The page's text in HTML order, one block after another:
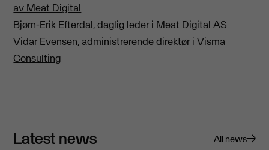
av Meat Digital
Bjørn-Erik Efterdal, daglig leder i Meat Digital AS
Vidar Evensen, administrerende direktør i Visma
Consulting
Latest news All news